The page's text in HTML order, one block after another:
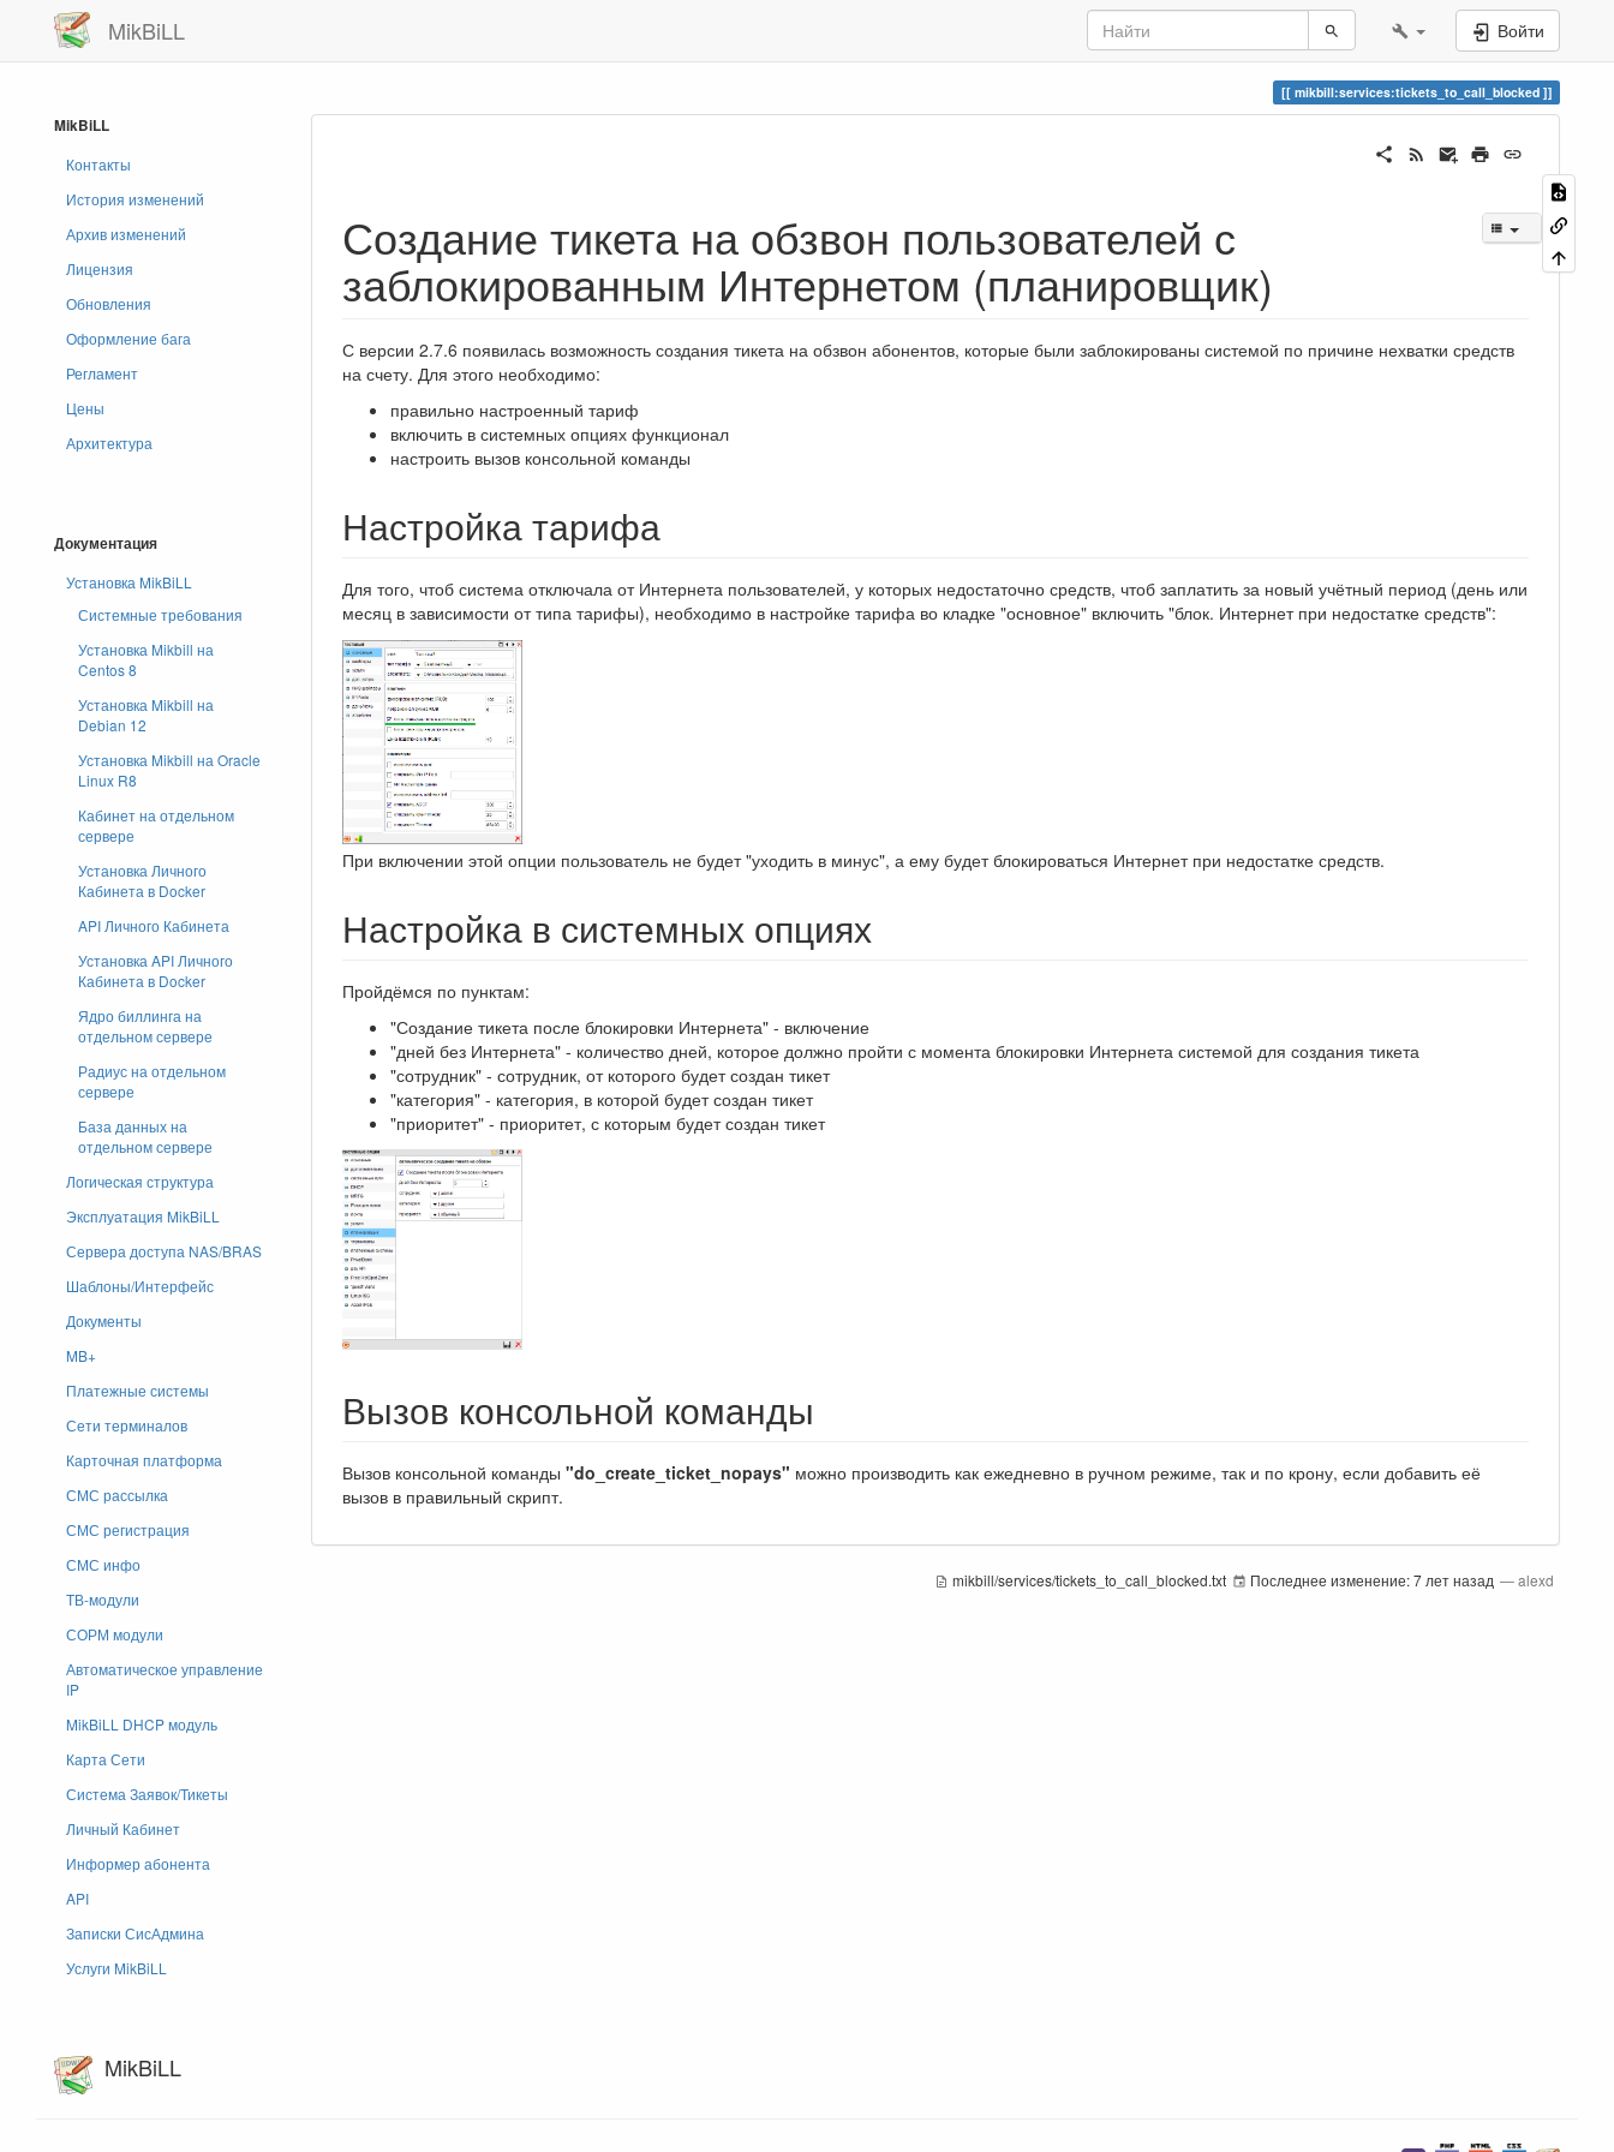
MikBiLL Войти
mikbill:services:tickets_to_call_blocked
MikBiLL
Контакты
История изменений
Архив изменений
Лицензия
Обновления
Оформление бага
Регламент
Цены
Архитектура
Документация
Установка MikBiLL
Системные требования
Установка Mikbill на
Centos 8
Установка Mikbill на
Debian 12
Установка Mikbill на Oracle
Linux R8
Кабинет на отдельном
сервере
Установка Личного
Кабинета в Docker
API Личного Кабинета
Установка API Личного
Кабинета в Docker
Ядро биллинга на
отдельном сервере
Радиус на отдельном
сервере
База данных на
отдельном сервере
Логическая структура
Эксплуатация MikBiLL
Сервера доступа NAS/BRAS
Шаблоны/Интерфейс
Документы
MB+
Платежные системы
Сети терминалов
Карточная платформа
СМС рассылка
СМС регистрация
СМС инфо
ТВ-модули
СОРМ модули
Автоматическое управление
IP
MikBiLL DHCP модуль
Карта Сети
Система Заявок/Тикеты
Личный Кабинет
Информер абонента
API
Записки СисАдмина
Услуги MikBiLL
Создание тикета на обзвон пользователей с
заблокированным Интернетом (планировщик)
С версии 2.7.6 появилась возможность создания тикета на обзвон абонентов, которые были заблокированы системой по причине нехватки средств
на счету. Для этого необходимо:
правильно настроенный тариф
включить в системных опциях функционал
настроить вызов консольной команды
Настройка тарифа
Для того, чтоб система отключала от Интернета пользователей, у которых недостаточно средств, чтоб заплатить за новый учётный период (день или
месяц в зависимости от типа тарифы), необходимо в настройке тарифа во кладке "основное" включить "блок. Интернет при недостатке средств":
При включении этой опции пользователь не будет "уходить в минус", а ему будет блокироваться Интернет при недостатке средств.
Настройка в системных опциях
Пройдёмся по пунктам:
"Создание тикета после блокировки Интернета" - включение
"дней без Интернета" - количество дней, которое должно пройти с момента блокировки Интернета системой для создания тикета
"сотрудник" - сотрудник, от которого будет создан тикет
"категория" - категория, в которой будет создан тикет
"приоритет" - приоритет, с которым будет создан тикет
Вызов консольной команды
Вызов консольной команды "do_create_ticket_nopays" можно производить как ежедневно в ручном режиме, так и по крону, если добавить её
вызов в правильный скрипт.
mikbill/services/tickets_to_call_blocked.txt Последнее изменение:7 лет назад —alexd
MikBiLL